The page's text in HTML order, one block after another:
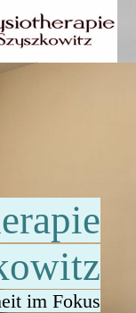
im Fokus